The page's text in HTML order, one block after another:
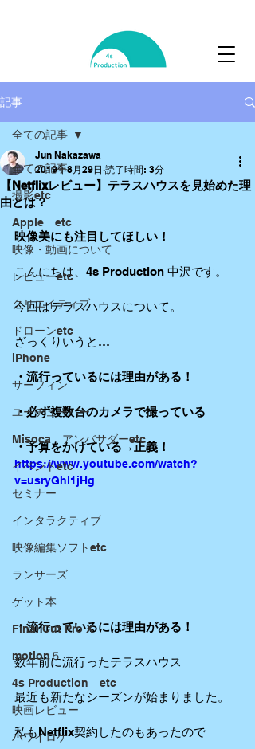
記事
全ての記事
撮影etc
Apple etc
映像・動画について
レビューetc
クリエイティブ
ドローンetc
iPhone
サーフィン
ユーチューバー
Misoca アンバサダーetc
イベントetc
セミナー
インタラクティブ
映像編集ソフトetc
ランサーズ
ゲット本
Final Cut Pro X
motion５
4s Production etc
映画レビュー
ハワイロケ
全ての記事
【Netflixレビュー】テラスハウスを見始めた理
由とは？
Jun Nakazawa
2019年8月29日 読了時間: 3分
映像美にも注目してほしい！
こんにちは、4s Production 中沢です。
今回はテラスハウスについて。
ざっくりいうと…
・流行っているには理由がある！
・必ず複数台のカメラで撮っている
・予算をかけている→正義！
https://www.youtube.com/watch?
v=usryGhl1jHg
・流行っているには理由がある！
数年前に流行ったテラスハウス
最近も新たなシーズンが始まりました。
私もNetflix契約したのもあったので